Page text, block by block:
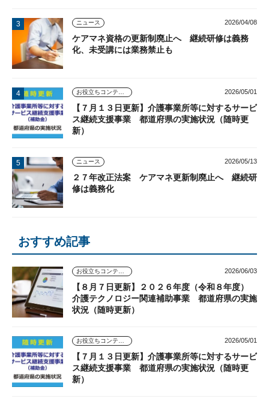
ニュース 2026/04/08
ケアマネ資格の更新制廃止へ 継続研修は義務
化、未受講には業務禁止も
お役立ちコンテンツ 2026/05/01
【７月１３日更新】介護事業所等に対するサービ
ス継続支援事業 都道府県の実施状況（随時更
新）
ニュース 2026/05/13
２７年改正法案 ケアマネ更新制廃止へ 継続研
修は義務化
おすすめ記事
お役立ちコンテンツ 2026/06/03
【８月７日更新】２０２６年度（令和８年度）
介護テクノロジー関連補助事業 都道府県の実施
状況（随時更新）
お役立ちコンテンツ 2026/05/01
【７月１３日更新】介護事業所等に対するサービ
ス継続支援事業 都道府県の実施状況（随時更
新）